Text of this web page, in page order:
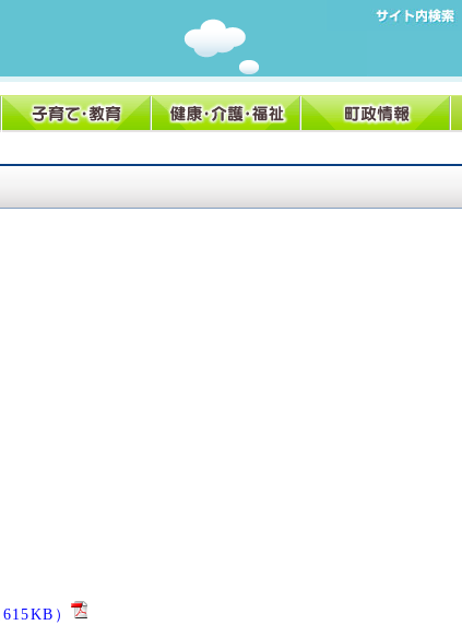
）